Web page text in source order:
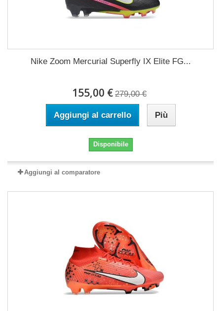
Nike Zoom Mercurial Superfly IX Elite FG...
155,00 € 279,00 €
Aggiungi al carrello Più
Disponibile
Aggiungi al comparatore